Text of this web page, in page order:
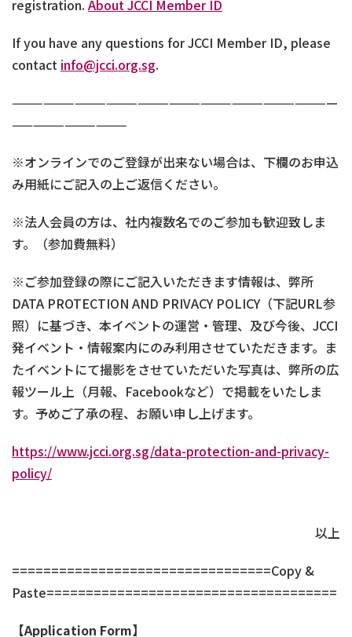
registration. About JCCI Member ID
If you have any questions for JCCI Member ID, please
contact info@jcci.org.sg.
———————————————————————————————
———————————
※オンラインでのご登録が出来ない場合は、下欄のお申込
み用紙にご記入の上ご返信ください。
※法人会員の方は、社内複数名でのご参加も歓迎致しま
す。（参加費無料）
※ご参加登録の際にご記入いただきます情報は、弊所
DATA PROTECTION AND PRIVACY POLICY（下記URL参
照）に基づき、本イベントの運営・管理、及び今後、JCCI
発イベント・情報案内にのみ利用させていただきます。ま
たイベントにて撮影をさせていただいた写真は、弊所の広
報ツール上（月報、Facebookなど）で掲載をいたしま
す。予めご了承の程、お願い申し上げます。
https://www.jcci.org.sg/data-protection-and-privacy-
policy/
以上
=================================Copy &
Paste=====================================
【Application Form】